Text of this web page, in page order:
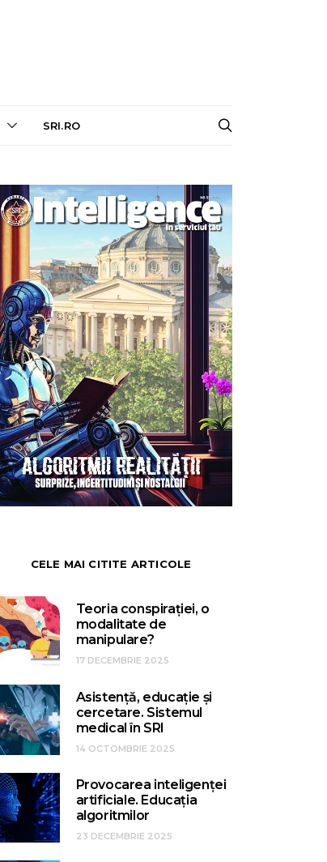
SRI.RO
CELE MAI CITITE ARTICOLE
Teoria conspirației, o
modalitate de
manipulare?
17 DECEMBRIE 2025
Asistență, educație și
cercetare. Sistemul
medical în SRI
14 OCTOMBRIE 2025
Provocarea inteligenței
artificiale. Educația
algoritmilor
23 DECEMBRIE 2025